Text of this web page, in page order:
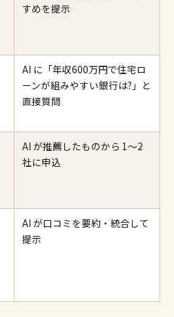
すめを提示
AI に「年収600万円で住宅ロ
ーンが組みやすい銀行は?」と
直接質問
AI が推薦したものから 1〜2
社に申込
AI が口コミを要約・統合して
提示